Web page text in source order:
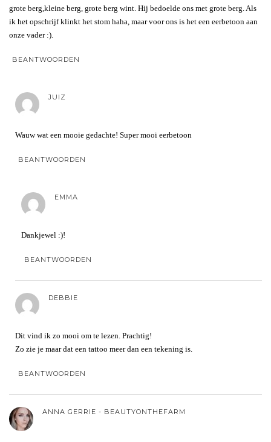
grote berg,kleine berg, grote berg wint. Hij bedoelde ons met grote berg. Als
ik het opschrijf klinkt het stom haha, maar voor ons is het een eerbetoon aan
onze vader :).
BEANTWOORDEN
JUIZ
Wauw wat een mooie gedachte! Super mooi eerbetoon
BEANTWOORDEN
EMMA
Dankjewel :)!
BEANTWOORDEN
DEBBIE
Dit vind ik zo mooi om te lezen. Prachtig!
Zo zie je maar dat een tattoo meer dan een tekening is.
BEANTWOORDEN
ANNA GERRIE - BEAUTYONTHEFARM